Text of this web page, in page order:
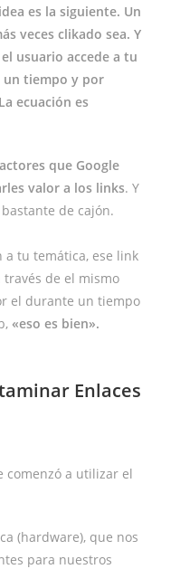
es la siguiente. Un
veces clikado sea. Y
usuario accede a tu
un tiempo y por
ecuación es
que Google
valor a los links. Y
de cajón.
a tu temática, ese link
de el mismo
el durante un tiempo
«eso es bien».
Enlaces
comenzó a utilizar el
(hardware), que nos
para nuestros